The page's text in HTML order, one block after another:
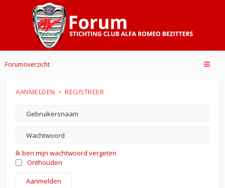
Forumoverzicht
AANMELDEN • REGISTREER
Ik ben mijn wachtwoord vergeten
Onthouden